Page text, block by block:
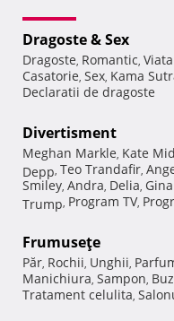
Dragoste & Sex
Dragoste, Romantic,
Casatorie, Sex, Kama
Declaratii de dragoste
Divertisment
Meghan Markle, Kate
Depp, Teo Trandafir,
Smiley, Andra, Delia,
Trump, Program TV,
Frumuseţe
Păr, Rochii, Unghii,
Manichiura, Sampon,
Tratament celulita,